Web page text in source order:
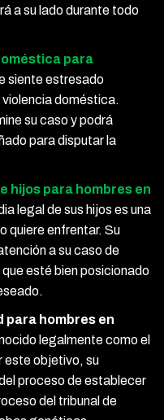
a su lado durante todo
para
siente estresado
doméstica.
su caso y podrá
para disputar la
hijos para hombres en
legal de sus hijos es una
quiere enfrentar. Su
a su caso de
esté bien posicionado
para hombres en
legalmente como el
este objetivo, su
proceso de establecer
del tribunal de